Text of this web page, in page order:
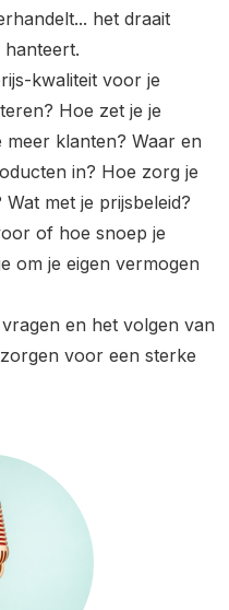
het draait
hanteert.
kwaliteit voor je
Hoe zet je je
klanten? Waar en
in? Hoe zorg je
met je prijsbeleid?
of hoe snoep je
om je eigen vermogen
en het volgen van
voor een sterke